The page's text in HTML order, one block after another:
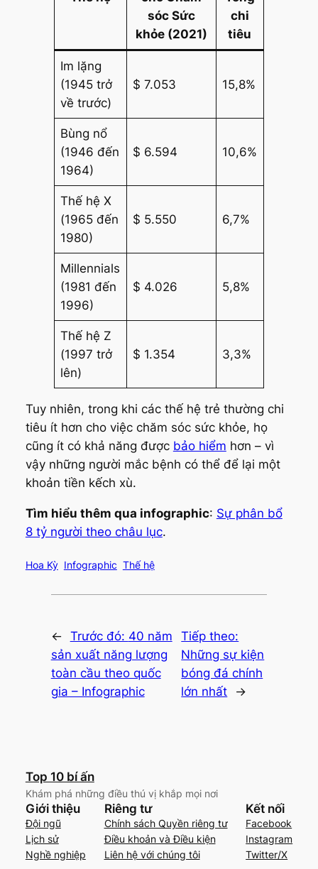
sóc Sức
khỏe (2021)
chi
tiêu
Im lặng
(1945 trở
về trước)
$ 7.053 15,8%
Bùng nổ
(1946 đến
1964)
$ 6.594 10,6%
Thế hệ X
(1965 đến
1980)
$ 5.550 6,7%
Millennials
(1981 đến
1996)
$ 4.026 5,8%
Thế hệ Z
(1997 trở
lên)
$ 1.354 3,3%
Tuy nhiên, trong khi các thế hệ trẻ thường chi
tiêu ít hơn cho việc chăm sóc sức khỏe, họ
cũng ít có khả năng được bảo hiểm hơn – vì
vậy những người mắc bệnh có thể để lại một
khoản tiền kếch xù.
Tìm hiểu thêm qua infographic: Sự phân bổ
8 tỷ người theo châu lục.
Hoa Kỳ Infographic Thế hệ
← Trước đó: 40 năm
sản xuất năng lượng
toàn cầu theo quốc
gia – Infographic
Tiếp theo:
Những sự kiện
bóng đá chính
lớn nhất
→
Top 10 bí ấn
Khám phá những điều thú vị khắp mọi nơi
Giới thiệu
Đội ngũ
Lịch sử
Nghề nghiệp
Riêng tư
Chính sách Quyền riêng tư
Điều khoản và Điều kiện
Liên hệ với chúng tôi
Kết nối
Facebook
Instagram
Twitter/X